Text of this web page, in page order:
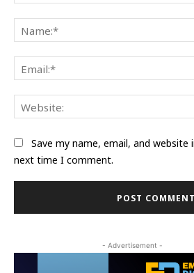
Save my name, email, and
next time I comment.
- Advertisement -